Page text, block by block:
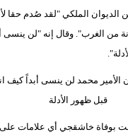
الملكي "لقد صُدم حقا
من الغرب". وقال إنه "لن ينسى
بوفاة خاشقجي أي علامات على